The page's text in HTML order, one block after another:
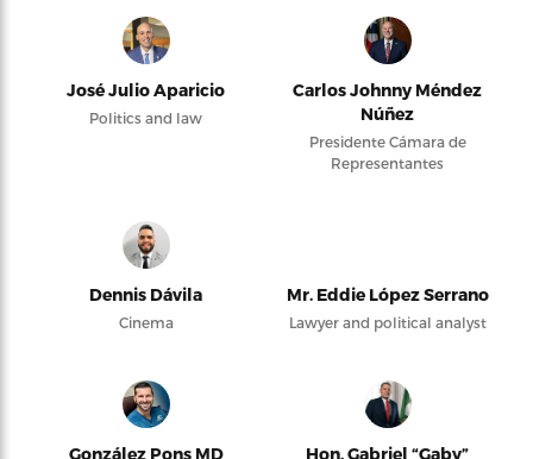
José Julio Aparicio
Politics and law
Carlos Johnny Méndez
Núñez
Presidente Cámara de
Representantes
Dennis Dávila
Cinema
Mr. Eddie López Serrano
Lawyer and political analyst
González Pons MD
Hon. Gabriel “Gaby”